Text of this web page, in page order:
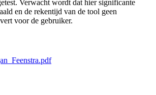
Verwacht wordt dat hier significante
en de rekentijd van de tool geen
voor de gebruiker.